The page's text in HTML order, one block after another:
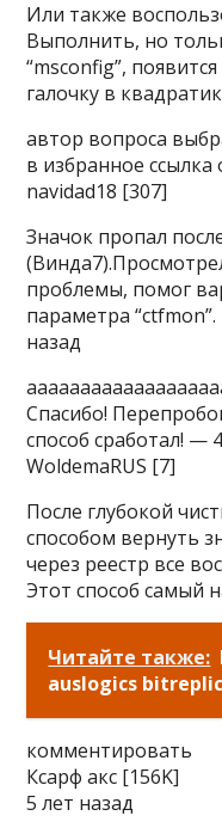
Или также
Выполнить, но
“msconfig”,
галочку в
автор вопроса
в избранное ссылка
navidad18 [307]
Значок пропал
проблемы, помог
параметра
назад
Спасибо!
способ сработал! —
WoldemaRUS [7]
После глубокой
способом вернуть
через реестр все
Этот способ самый
Читайте также:
auslogics
комментировать
Ксарф­ акс [156K]
5 лет назад